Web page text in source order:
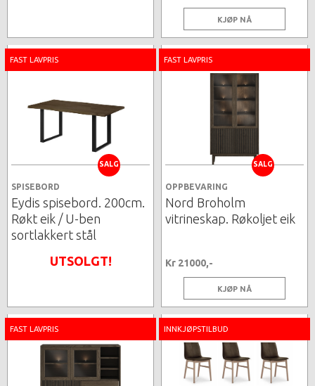
KJØP NÅ
FAST LAVPRIS
SALG
SPISEBORD
Eydis spisebord. 200cm.
Røkt eik / U-ben
sortlakkert stål
UTSOLGT!
FAST LAVPRIS
SALG
OPPBEVARING
Nord Broholm
vitrineskap. Røkoljet eik
Kr 21000,-
KJØP NÅ
FAST LAVPRIS INNKJØPSTILBUD